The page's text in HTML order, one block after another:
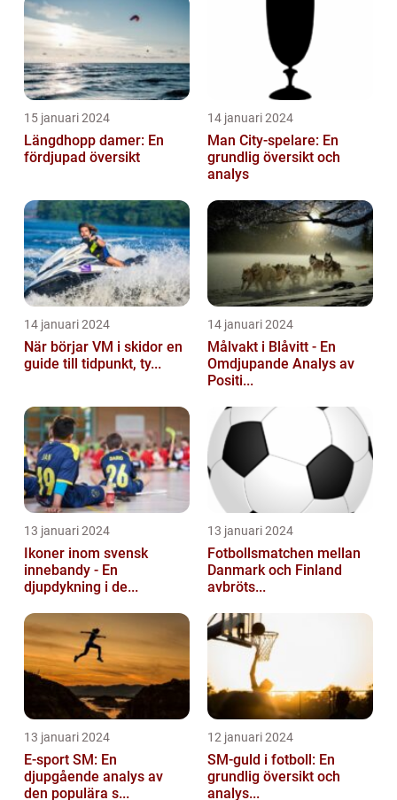
15 januari 2024
Längdhopp damer: En
fördjupad översikt
14 januari 2024
Man City-spelare: En
grundlig översikt och
analys
14 januari 2024
När börjar VM i skidor en
guide till tidpunkt, ty...
14 januari 2024
Målvakt i Blåvitt - En
Omdjupande Analys av
Positi...
13 januari 2024
Ikoner inom svensk
innebandy - En
djupdykning i de...
13 januari 2024
Fotbollsmatchen mellan
Danmark och Finland
avbröts...
13 januari 2024
E-sport SM: En
djupgående analys av
den populära s...
12 januari 2024
SM-guld i fotboll: En
grundlig översikt och
analys...